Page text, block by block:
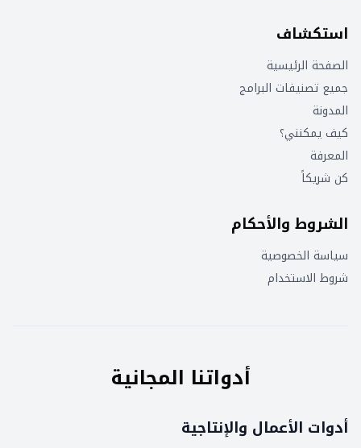
استكشاف
الصفحة الرئيسية
جميع تصنيفات البرامج
المدونة
كيف يمكنني؟
المعرفة
كن شريكاً
الشروط والأحكام
سياسة الخصوصية
شروط الاستخدام
أدواتنا المجانية
أدوات الأعمال والإنتاجية